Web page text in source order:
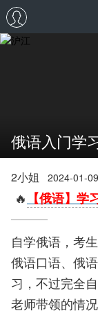
俄语入门学
2小姐 2024-01-
🔥 【俄语】
自学俄语，考
俄语口语、俄
习，不过完全
老师带领的情况